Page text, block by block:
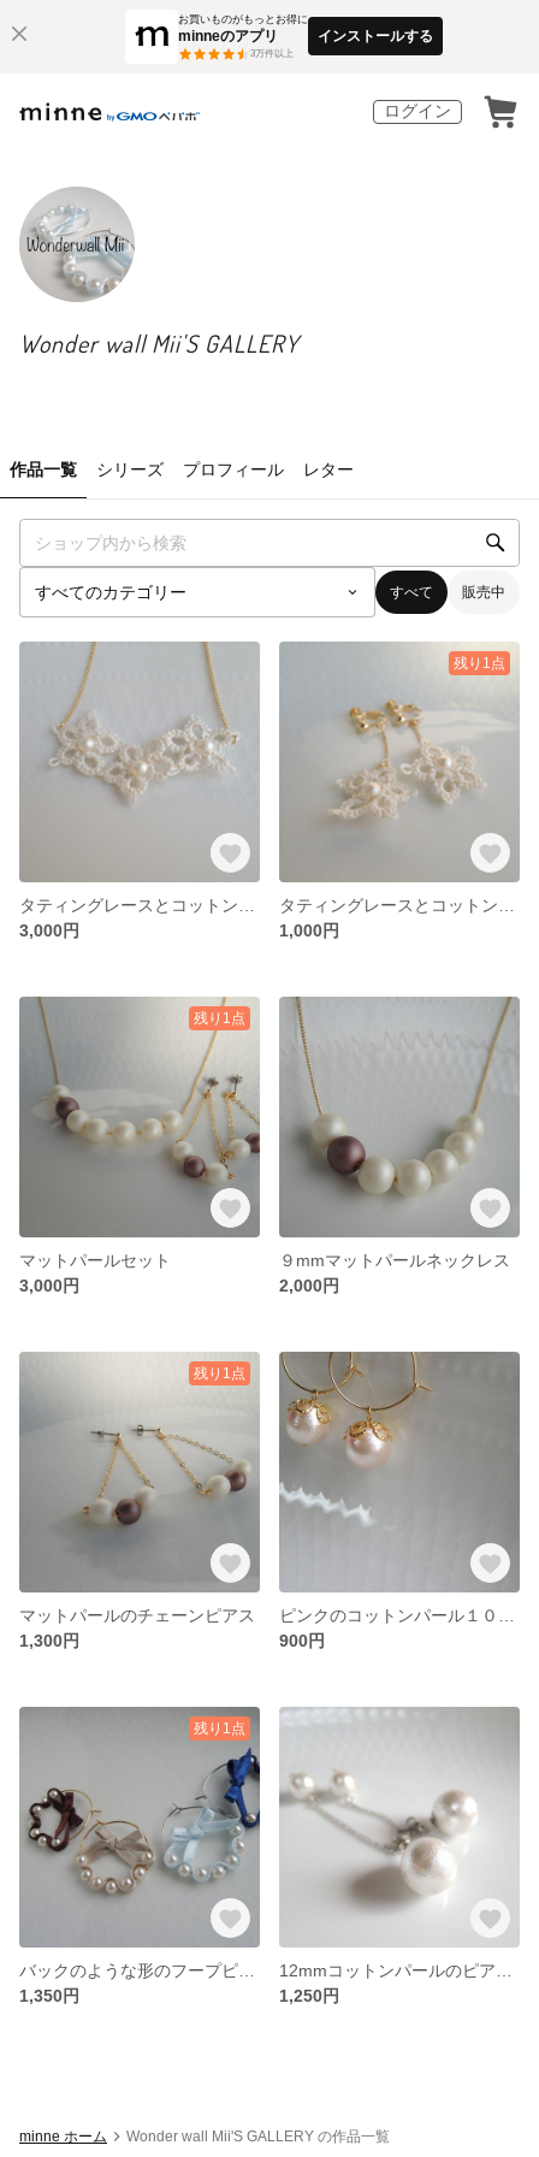
お買いものがもっとお得に
minneのアプリ
3万件以上
インストールする
ログイン
Wonder wall Mii'S GALLERY
作品一覧 シリーズ プロフィール レター
すべて 販売中
3,000円
残り1点
1,000円
残り1点
マットパールセット
3,000円
９mmマットパールネックレス
2,000円
残り1点
マットパールのチェーンピアス
1,300円
900円
残り1点
1,350円
1,250円
minne ホーム Wonder wall Mii'S GALLERY の作品一覧